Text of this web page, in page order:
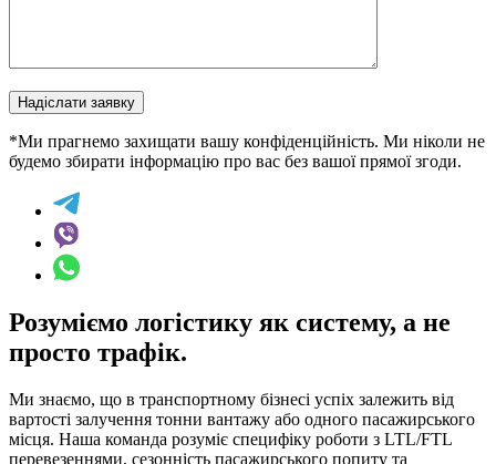
Надіслати заявку
*Ми прагнемо захищати вашу конфіденційність. Ми ніколи не
будемо збирати інформацію про вас без вашої прямої згоди.
Розуміємо логістику як систему, а не
просто трафік.
Ми знаємо, що в транспортному бізнесі успіх залежить від
вартості залучення тонни вантажу або одного пасажирського
місця. Наша команда розуміє специфіку роботи з LTL/FTL
перевезеннями, сезонність пасажирського попиту та